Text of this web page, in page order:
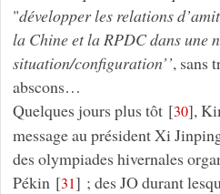
"développer les relations
la Chine et la RPDC dans une
situation/configuration’’, sans
abscons…
Quelques jours plus tôt[30],
message au président Xi
des olympiades hivernales
Pékin [31] ; des JO durant